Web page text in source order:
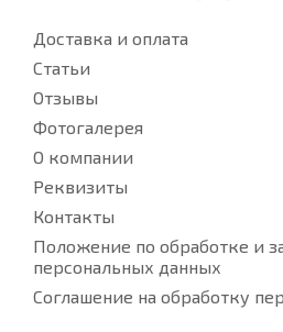
Доставка и оплата
Статьи
Отзывы
Фотогалерея
О компании
Реквизиты
Контакты
Положение по обработке и
персональных данных
Соглашение на обработку